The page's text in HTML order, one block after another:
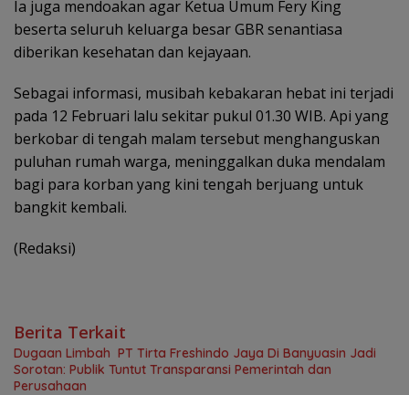
Ia juga mendoakan agar Ketua Umum Fery King
beserta seluruh keluarga besar GBR senantiasa
diberikan kesehatan dan kejayaan.
Sebagai informasi, musibah kebakaran hebat ini terjadi
pada 12 Februari lalu sekitar pukul 01.30 WIB. Api yang
berkobar di tengah malam tersebut menghanguskan
puluhan rumah warga, meninggalkan duka mendalam
bagi para korban yang kini tengah berjuang untuk
bangkit kembali.
(Redaksi)
Berita Terkait
Dugaan Limbah PT Tirta Freshindo Jaya Di Banyuasin Jadi
Sorotan: Publik Tuntut Transparansi Pemerintah dan
Perusahaan